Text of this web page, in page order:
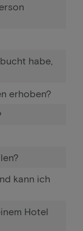
habe,
erhoben?
kann ich
Hotel